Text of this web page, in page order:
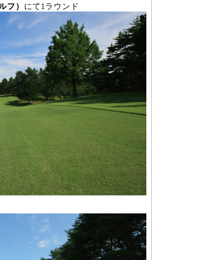
フ） にて1ラウンド